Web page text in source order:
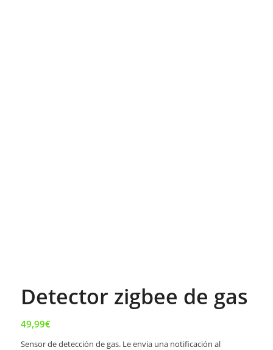
Detector zigbee de gas
49,99€
Sensor de detección de gas. Le envia una notificación al